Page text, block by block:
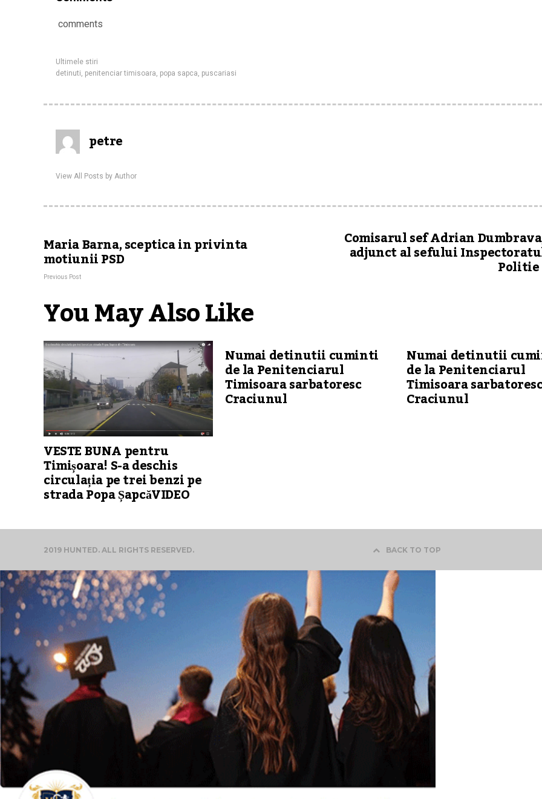
comments
Ultimele stiri
detinuti, penitenciar timisoara, popa sapca, puscariasi
petre
View All Posts by Author
Maria Barna, sceptica in privinta
motiunii PSD
Previous Post
Comisarul sef Adrian
adjunct al sefului
You May Also Like
VESTE BUNA pentru
Timișoara! S-a deschis
circulația pe trei benzi pe
strada Popa ȘapcăVIDEO
Numai detinutii cuminti
de la Penitenciarul
Timisoara sarbatoresc
Craciunul
Numai detinutii
de la Penitenciarul
Timisoara
Craciunul
2019 HUNTED. ALL RIGHTS RESERVED. BACK TO TOP